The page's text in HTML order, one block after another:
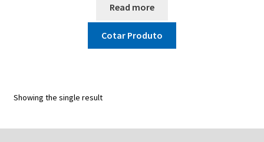
Read more
Cotar Produto
Showing the single result